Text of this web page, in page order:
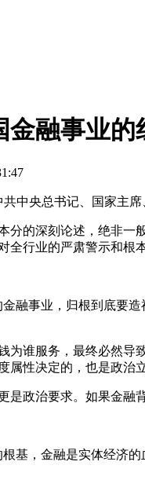
融事业的
央总书记、国家主席
的深刻论述，绝非一
全行业的严肃警示和根本
事业，归根到底要造
谁服务，最终必然导
属性决定的，也是政治
治要求。如果金融
，金融是实体经济的